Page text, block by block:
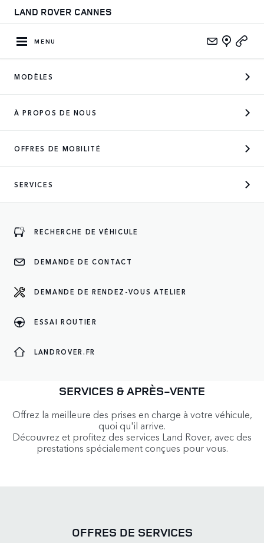
LAND ROVER CANNES
MENU
MODÈLES
À PROPOS DE NOUS
OFFRES DE MOBILITÉ
SERVICES
RECHERCHE DE VÉHICULE
DEMANDE DE CONTACT
DEMANDE DE RENDEZ-VOUS ATELIER
ESSAI ROUTIER
LANDROVER.FR
être rappelé(e).
OFFRES DE SERVICES
SERVICES & APRÈS-VENTE
Offrez la meilleure des prises en charge à votre véhicule,
quoi qu'il arrive.
Découvrez et profitez des services Land Rover, avec des
prestations spécialement conçues pour vous.
OFFRES DE SERVICES